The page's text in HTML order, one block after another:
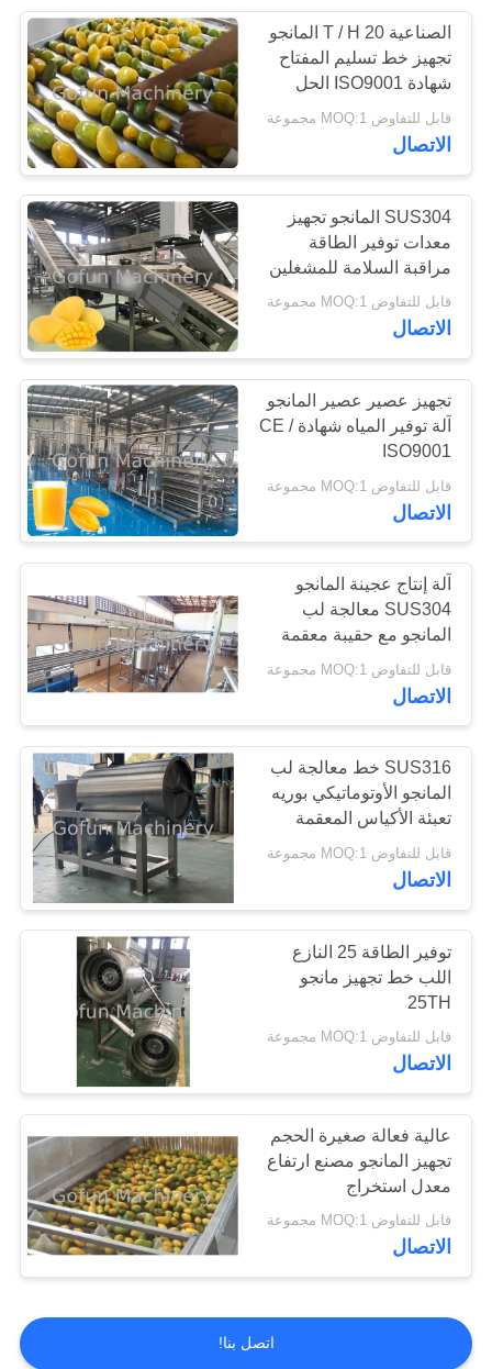
الصناعية 20 T / H المانجو
تجهيز خط تسليم المفتاح
شهادة ISO9001 الحل
قابل للتفاوض MOQ:1 مجموعة
الاتصال
SUS304 المانجو تجهيز
معدات توفير الطاقة
مراقبة السلامة للمشغلين
قابل للتفاوض MOQ:1 مجموعة
الاتصال
تجهيز عصير عصير المانجو
آلة توفير المياه شهادة CE /
ISO9001
قابل للتفاوض MOQ:1 مجموعة
الاتصال
آلة إنتاج عجينة المانجو
SUS304 معالجة لب
المانجو مع حقيبة معقمة
قابل للتفاوض MOQ:1 مجموعة
الاتصال
SUS316 خط معالجة لب
المانجو الأوتوماتيكي بوريه
تعبئة الأكياس المعقمة
قابل للتفاوض MOQ:1 مجموعة
الاتصال
توفير الطاقة 25 النازع
اللب خط تجهيز مانجو
25TH
قابل للتفاوض MOQ:1 مجموعة
الاتصال
عالية فعالة صغيرة الحجم
تجهيز المانجو مصنع ارتفاع
معدل استخراج
قابل للتفاوض MOQ:1 مجموعة
الاتصال
اتصل بنا!